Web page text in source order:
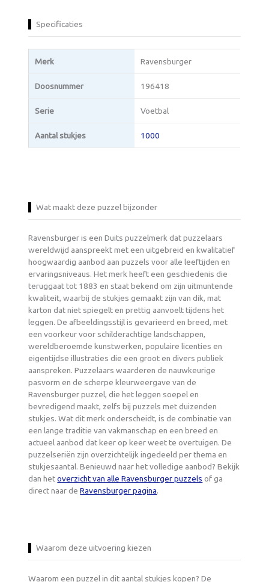
Specificaties
Merk Ravensburger
Doosnummer 196418
Serie Voetbal
Aantal stukjes 1000
Wat maakt deze puzzel bijzonder
Ravensburger is een Duits puzzelmerk dat puzzelaars
wereldwijd aanspreekt met een uitgebreid en kwalitatief
hoogwaardig aanbod aan puzzels voor alle leeftijden en
ervaringsniveaus. Het merk heeft een geschiedenis die
teruggaat tot 1883 en staat bekend om zijn uitmuntende
kwaliteit, waarbij de stukjes gemaakt zijn van dik, mat
karton dat niet spiegelt en prettig aanvoelt tijdens het
leggen. De afbeeldingsstijl is gevarieerd en breed, met
een voorkeur voor schilderachtige landschappen,
wereldberoemde kunstwerken, populaire licenties en
eigentijdse illustraties die een groot en divers publiek
aanspreken. Puzzelaars waarderen de nauwkeurige
pasvorm en de scherpe kleurweergave van de
Ravensburger puzzel, die het leggen soepel en
bevredigend maakt, zelfs bij puzzels met duizenden
stukjes. Wat dit merk onderscheidt, is de combinatie van
een lange traditie van vakmanschap en een breed en
actueel aanbod dat keer op keer weet te overtuigen. De
puzzelseriën zijn overzichtelijk ingedeeld per thema en
stukjesaantal. Benieuwd naar het volledige aanbod? Bekijk
dan hetoverzicht van alle Ravensburger puzzels of ga
direct naar deRavensburger pagina.
Waarom deze uitvoering kiezen
Waarom een puzzel in dit aantal stukjes kopen? De